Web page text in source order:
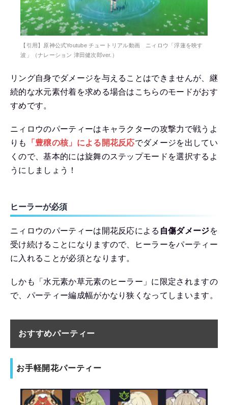
【引用】原神公式Youtube チュートリアル動画 ニィロウ「浮蓮を映す
波」（ナレーション 津田健次郎ver.）
リング自身でダメージを与えることはできませんが、継
続的な水元素付着を求める場合はこちらのモードがおす
すめです。
ニィロウのパーティーはキャラクターの攻撃力で戦うよ
りも
「豊穣の核」による開花反応でダメージを出してい
くので、基本的には旋舞のステップモードを選択するよ
うにしましょう！
ヒーラーが必須
ニィロウのパーティーは開花反応による 自傷ダメージを
受け続けることになりますので、ヒーラーをパーティー
に入れることが必須となります。
しかも「水元素か草元素のヒーラー」に限定されますの
で、パーティー編成幅がかなり狭くなってしまいます。
おすすめパーティー
お手軽開花パーティー